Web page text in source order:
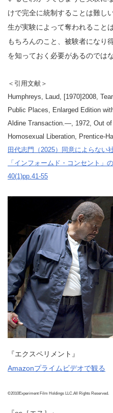
けで完全に統制することは難し
生が実験によって奪われること
もちろんのこと、被験者になり
を知っておく必要があるのでは
＜引用文献＞
Humphreys, Laud, [1970]2008,
Public Places, Enlarged Edition
Aldine Transaction.―, 1972, Out
Homosexual Liberation, Prentice-
田代志門（2025）同意によらない
「インフォームド・コンセント」
40(1)pp.41-55
『エクスペリメント』
Amazonプライムビデオで観る
©2010Experiment Film Holdings LLC.All Rights Reserved.